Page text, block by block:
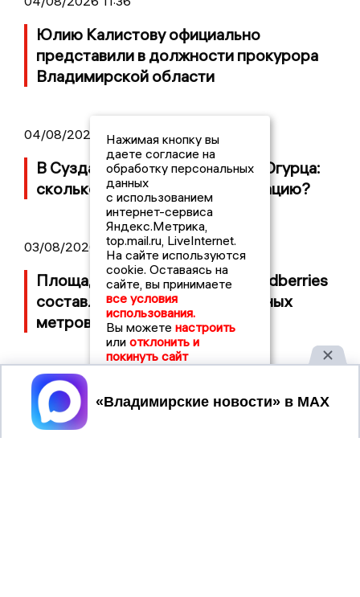
Юлию Калистову официально
представили в должности прокурора
Владимирской области
04/08/2026 09:01
В Суздале прошёл Фестиваль Огурца:
сколько потратили на организацию?
03/08/2026 14:13
Площадь пожара на складе Wildberries
составляет 100 тысяч квадратных
метров
ВЛАДИМИРСКИЕ
Нажимая кнопку вы
даете согласие на
обработку персональных
данных
с использованием
интернет-сервиса
Яндекс.Метрика,
top.mail.ru, LiveInternet.
На сайте используются
cookie. Оставаясь на
сайте, вы принимаете
все условия
использования.
Вы можете настроить
или отклонить и
покинуть сайт
Принять